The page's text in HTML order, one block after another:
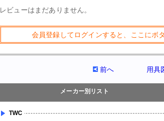
レビューはまだありません。
会員登録してログインすると、ここにボ
前へ 用具
メーカー別リスト
TWC